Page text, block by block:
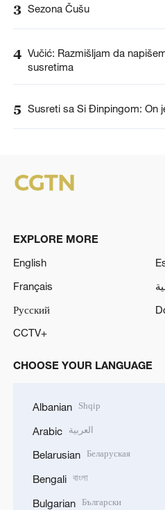
3 Sezona Čušu
4 Vučić: Razmišljam da
susretima
5 Susreti sa Si Đinpingom: On
EXPLORE MORE
English
Français
Русский
CCTV+
CHOOSE YOUR LANGUAGE
Albanian Shqip
Arabic العربية
Belarusian Беларуская
Bengali বাংলা
Bulgarian Български